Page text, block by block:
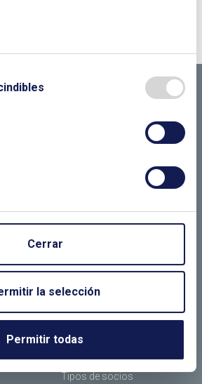
Cerrar
la selección
Permitir todas
SI
MÁS
FORMULARIO
ASOCIADOS
Empresas asociadas
Socios individuales
Tipos de socios